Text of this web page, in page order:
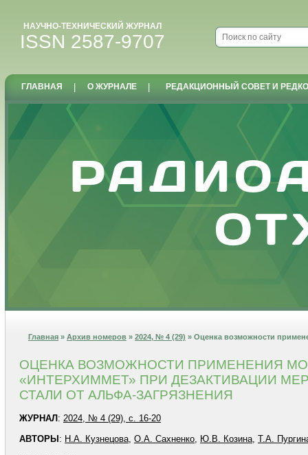
НАУЧНО-ТЕХНИЧЕСКИЙ ЖУРНАЛ
ISSN 2587-9707
ГЛАВНАЯ О ЖУРНАЛЕ РЕДАКЦИОННЫЙ СОВЕТ И
Главная » Архив номеров » 2024, № 4 (29) » Оценка возможности
ОЦЕНКА ВОЗМОЖНОСТИ ПРИМЕНЕНИЯ
«ИНТЕРХИММЕТ» ПРИ ДЕЗАКТИВАЦИИ
СТАЛИ ОТ АЛЬФА-ЗАГРЯЗНЕНИЯ
ЖУРНАЛ : 2024, № 4 (29), с. 16-20
АВТОРЫ : Н.А. Кузнецова, О.А. Сахненко, Ю.В. Козина, Т.А.